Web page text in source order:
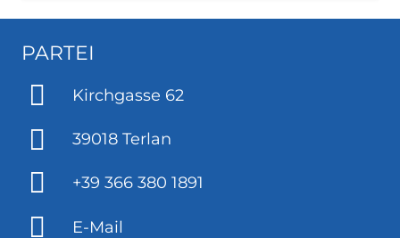
PARTEI
Kirchgasse 62
39018 Terlan
+39 366 380 1891
E-Mail